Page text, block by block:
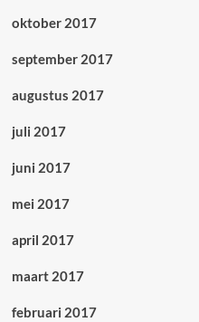
oktober 2017
september 2017
augustus 2017
juli 2017
juni 2017
mei 2017
april 2017
maart 2017
februari 2017